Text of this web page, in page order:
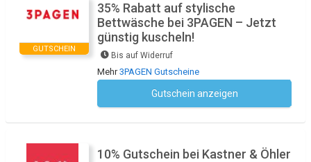
GUTSCHEIN
35% Rabatt auf stylische
Bettwäsche bei 3PAGEN – Jetzt
günstig kuscheln!
Bis auf Widerruf
Mehr3PAGEN Gutscheine
Gutschein anzeigen
10% Gutschein bei Kastner & Öhler